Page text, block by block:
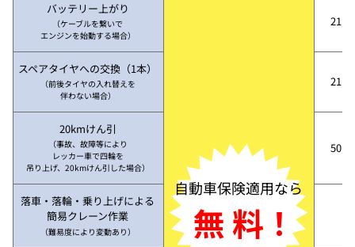
バッテリー上がり
（ケーブルを繋いで
エンジンを始動する場合）
自動車保険適用なら
無 料！
スペアタイヤへの交換（1本）
（前後タイヤの入れ替えを
伴わない場合）
20kmけん引
（事故、故障等により
レッカー車で四輪を
吊り上げ、20kmけん引した場合）
落車・落輪・乗り上げによる
簡易クレーン作業
（難易度により変動あり）